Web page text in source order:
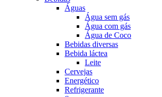
Águas
Água sem gás
Água com gás
Água de Coco
Bebidas diversas
Bebida láctea
Leite
Cervejas
Energético
Refrigerante